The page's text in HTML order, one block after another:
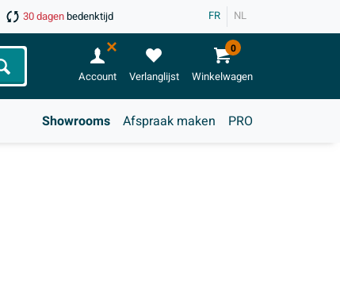
30 dagenbedenktijd FR NL
Zoeken Account Verlanglijst Winkelwagen
0
Showrooms Afspraak maken PRO